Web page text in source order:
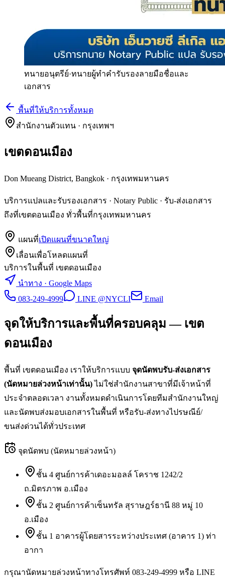
ทนายอนุตรีย์·ทนายผู้ทำคำรับรองลายมือชื่อและ
เอกสาร
พื้นที่ให้บริการทั้งหมด
สำนักงานตัวแทน · กรุงเทพฯ
เขตดอนเมือง
Don Mueang District, Bangkok · กรุงเทพมหานคร
บริการแปลและรับรองเอกสาร · Notary Public · รับ-ส่งเอกสาร
ถึงที่เขตดอนเมือง ทั่วพื้นที่กรุงเทพมหานคร
แผนที่เปิดแผนที่ขนาดใหญ่
เลื่อนเพื่อโหลดแผนที่
บริการในพื้นที่ เขตดอนเมือง
นำทาง · Google Maps
083-249-4999
LINE @NYCLI Email
จุดให้บริการและพื้นที่ครอบคลุม — เขต
ดอนเมือง
พื้นที่ เขตดอนเมือง เราให้บริการแบบ จุดนัดพบรับ-ส่งเอกสาร
(นัดหมายล่วงหน้าเท่านั้น) ไม่ใช่สำนักงานสาขาที่มีเจ้าหน้าที่
ประจำตลอดเวลา งานทั้งหมดดำเนินการโดยทีมสำนักงานใหญ่
และนัดพบส่งมอบเอกสารในพื้นที่ หรือรับ-ส่งทางไปรษณีย์/
ขนส่งด่วนได้ทั่วประเทศ
จุดนัดพบ (นัดหมายล่วงหน้า)
ชั้น 4 ศูนย์การค้าเดอะมอลล์ โคราช 1242/2
ถ.มิตรภาพ อ.เมือง
ชั้น 2 ศูนย์การค้าเซ็นทรัล สุราษฎร์ธานี 88 หมู่ 10
อ.เมือง
ชั้น 1 อาคารผู้โดยสารระหว่างประเทศ (อาคาร 1) ท่า
อากา
กรุณานัดหมายล่วงหน้าทางโทรศัพท์ 083-249-4999 หรือ LINE